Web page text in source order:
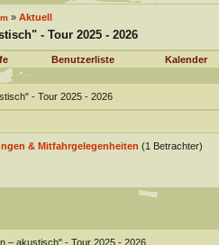
» Aktuell
- Tour 2025 - 2026
Benutzerliste Kalender
- Tour 2025 - 2026
& Mitfahrgelegenheiten (1 Betrachter)
– akustisch" - Tour 2025 - 2026